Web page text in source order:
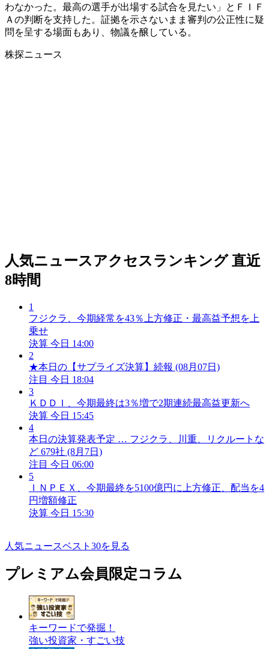
わなかった。最高の選手が出場する試合を見たい」とＦＩＦ
Ａの判断を支持した。証拠を示さないまま審判の公正性に疑
問を呈する場面もあり、物議を醸している。
株探ニュース
人気ニュースアクセスランキング 直近
8時間
1
フジクラ、今期経常を43％上方修正・最高益予想を上
乗せ
決算 今日 14:00
2
★本日の【サプライズ決算】続報 (08月07日)
注目 今日 18:04
3
ＫＤＤＩ、今期最終は3％増で2期連続最高益更新へ
決算 今日 15:45
4
本日の決算発表予定 … フジクラ、川重、リクルートな
ど 679社 (8月7日)
注目 今日 06:00
5
ＩＮＰＥＸ、今期最終を5100億円に上方修正、配当を4
円増額修正
決算 今日 15:30
人気ニュースベスト30を見る
プレミアム会員限定コラム
キーワードで発掘！
強い投資家・すごい技